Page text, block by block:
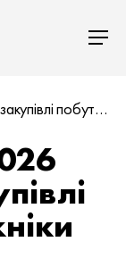
ITB 25/06/2026 Тендер на закупівлі побутової техніки